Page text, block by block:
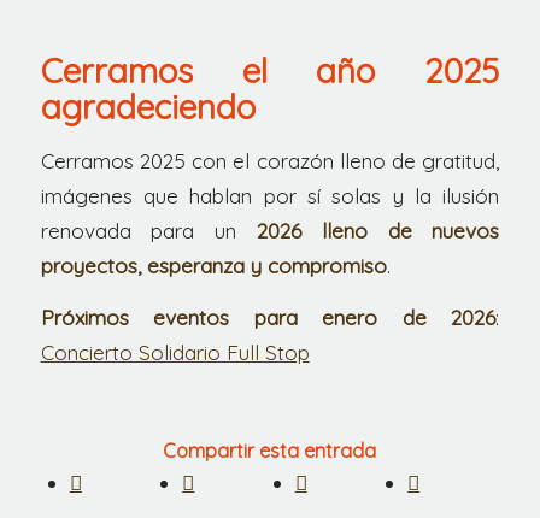
Cerramos el año 2025
agradeciendo
Cerramos 2025 con el corazón lleno de gratitud,
imágenes que hablan por sí solas y la ilusión
renovada para un 2026 lleno de nuevos
proyectos, esperanza y compromiso.
Próximos eventos para enero de 2026:
Concierto Solidario Full Stop
Compartir esta entrada